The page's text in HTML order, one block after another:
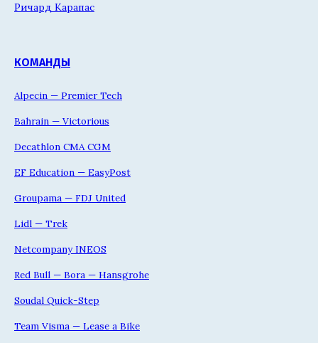
Ричард Карапас
КОМАНДЫ
Alpecin — Premier Tech
Bahrain — Victorious
Decathlon CMA CGM
EF Education — EasyPost
Groupama — FDJ United
Lidl — Trek
Netcompany INEOS
Red Bull — Bora — Hansgrohe
Soudal Quick-Step
Team Visma — Lease a Bike